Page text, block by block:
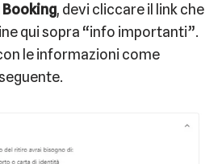
, devi cliccare il link che
qui sopra “info importanti”.
le informazioni come